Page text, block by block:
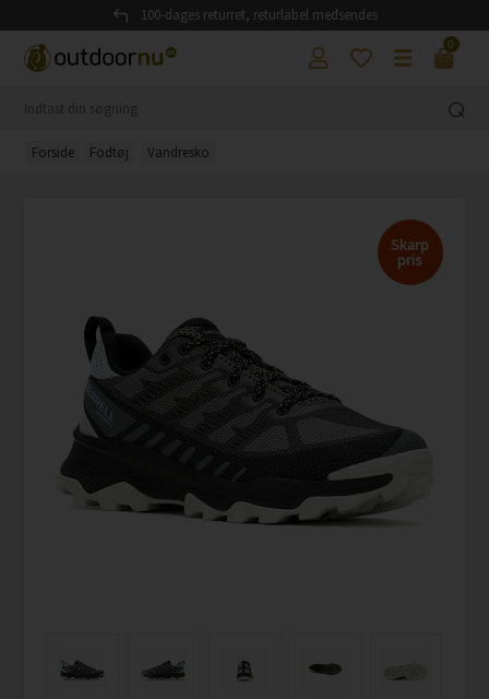
100-dages returret, returlabel medsendes
0
Forside Fodtøj Vandresko
Skarp
pris